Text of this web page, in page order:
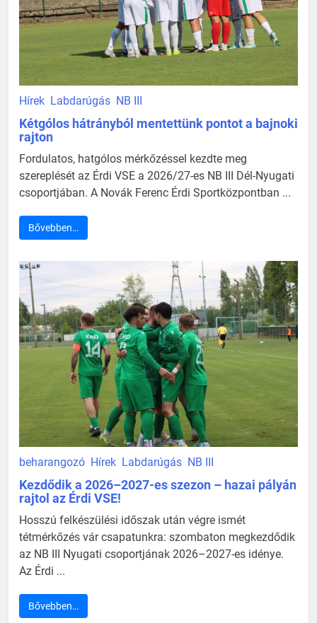
Hírek Labdarúgás NB III
Kétgólos hátrányból mentettünk pontot a bajnoki
rajton
Fordulatos, hatgólos mérkőzéssel kezdte meg
szereplését az Érdi VSE a 2026/27-es NB III Dél-Nyugati
csoportjában. A Novák Ferenc Érdi Sportközpontban ...
Bővebben…
beharangozó Hírek Labdarúgás NB III
Kezdődik a 2026–2027-es szezon – hazai pályán
rajtol az Érdi VSE!
Hosszú felkészülési időszak után végre ismét
tétmérkőzés vár csapatunkra: szombaton megkezdődik
az NB III Nyugati csoportjának 2026–2027-es idénye.
Az Érdi ...
Bővebben…